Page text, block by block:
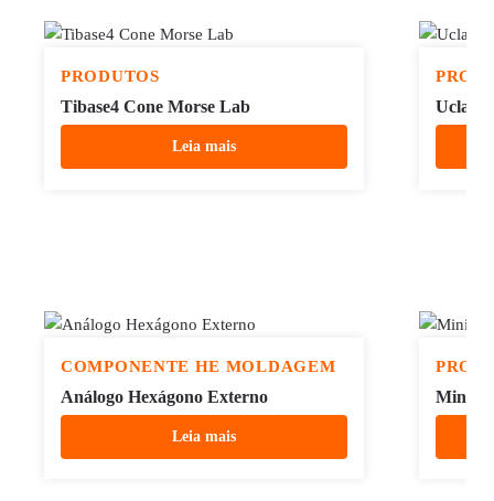
PRODUTOS
Tibase4 Cone Morse Lab
Leia mais
Ucla
COMPONENTE HE MOLDAGEM
Análogo Hexágono Externo
Leia mais
Mini